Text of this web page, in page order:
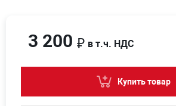
3 200 ₽ в т.ч. НДС
Купить товар